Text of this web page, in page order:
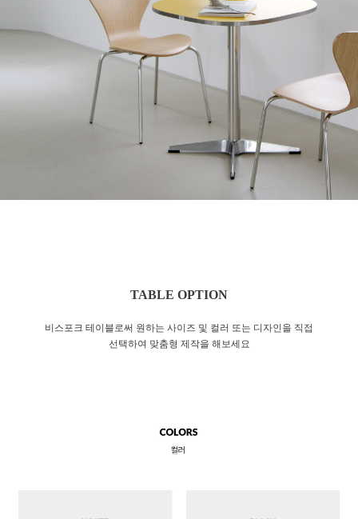
TABLE OPTION
비스포크 테이블로써 원하는 사이즈 및 컬러 또는 디자인을 직접
선택하여 맞춤형 제작을 해보세요